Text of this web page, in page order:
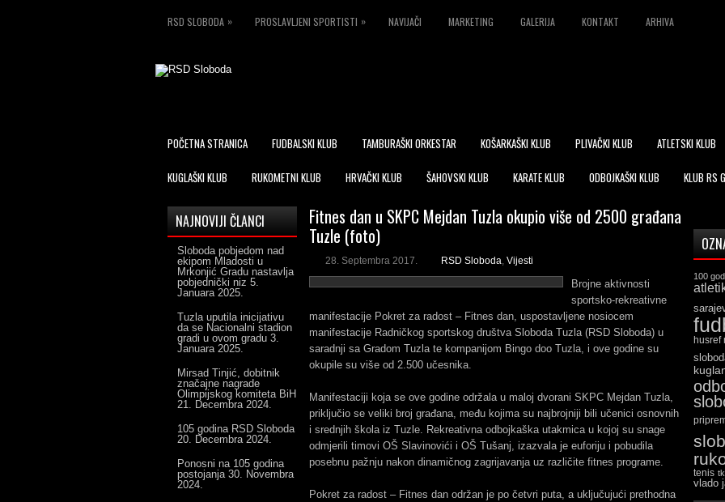
RSD SLOBODA » PROSLAVLJENI SPORTISTI » NAVIJAČI MARKETING GALERIJA KONTAKT ARHIVA
POČETNA STRANICA FUDBALSKI KLUB TAMBURAŠKI ORKESTAR KOŠARKAŠKI KLUB PLIVAČKI KLUB ATLETSKI KLUB
KUGLAŠKI KLUB RUKOMETNI KLUB HRVAČKI KLUB ŠAHOVSKI KLUB KARATE KLUB ODBOJKAŠKI KLUB KLUB RS
Fitnes dan u SKPC Mejdan Tuzla okupio više od 2500 građana
Tuzle (foto)
28. Septembra 2017. RSD Sloboda, Vijesti
Brojne aktivnosti
sportsko-rekreativne
manifestacije Pokret za radost – Fitnes dan, uspostavljene nosiocem
manifestacije Radničkog sportskog društva Sloboda Tuzla (RSD Sloboda) u
saradnji sa Gradom Tuzla te kompanijom Bingo doo Tuzla, i ove godine su
okupile su više od 2.500 učesnika.
Manifestaciji koja se ove godine održala u maloj dvorani SKPC Mejdan Tuzla,
priključio se veliki broj građana, među kojima su najbrojniji bili učenici osnovnih
i srednjih škola iz Tuzle. Rekreativna odbojkaška utakmica u kojoj su snage
odmjerili timovi OŠ Slavinovići i OŠ Tušanj, izazvala je euforiju i pobudila
posebnu pažnju nakon dinamičnog zagrijavanja uz različite fitnes programe.
Pokret za radost – Fitnes dan održan je po četvri puta, a uključujući prethodna
NAJNOVIJI ČLANCI
Sloboda pobjedom nad
ekipom Mladosti u
Mrkonjić Gradu nastavlja
pobjednički niz 5.
Januara 2025.
Tuzla uputila inicijativu
da se Nacionalni stadion
gradi u ovom gradu 3.
Januara 2025.
Mirsad Tinjić, dobitnik
značajne nagrade
Olimpijskog komiteta BiH
21. Decembra 2024.
105 godina RSD Sloboda
20. Decembra 2024.
Ponosni na 105 godina
postojanja 30. Novembra
2024.
100
husref
tenis
vlado